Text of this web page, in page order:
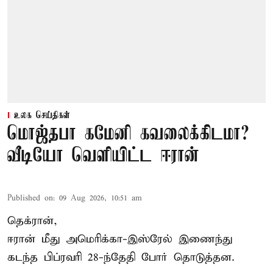
உலக செய்திகள்
மொஜ்தபா கமேனி கவலைக்கிடமா?
வீடியோ வெளியிட்ட ஈரான்
Published on: 09 Aug 2026, 10:51 am
தெக்ரான்,
ஈரான் மீது அமெரிக்கா-இஸ்ரேல் இணைந்து
கடந்த பிப்ரவரி 28-ந்தேதி போர் தொடுத்தன.